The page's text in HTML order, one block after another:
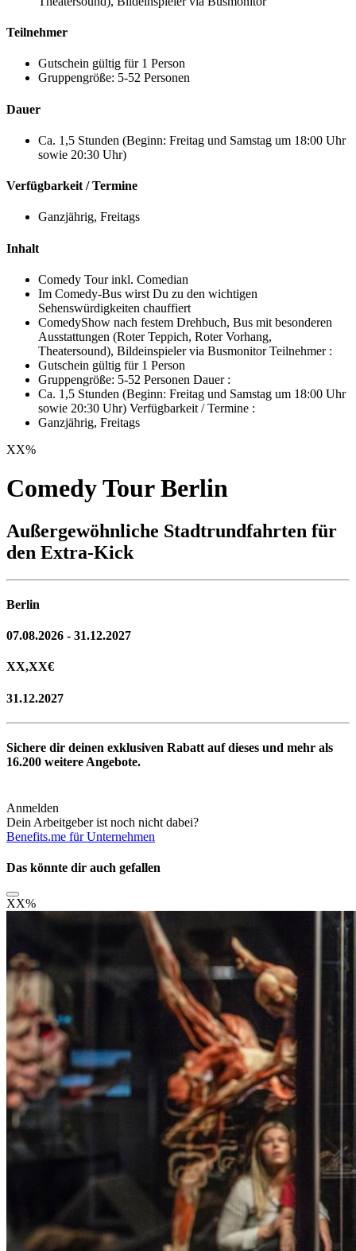
Teilnehmer
Gutschein gültig für 1 Person
Gruppengröße: 5-52 Personen
Dauer
Ca. 1,5 Stunden (Beginn: Freitag und Samstag um 18:00 Uhr
sowie 20:30 Uhr)
Verfügbarkeit / Termine
Ganzjährig, Freitags
Inhalt
Comedy Tour inkl. Comedian
Im Comedy-Bus wirst Du zu den wichtigen
Sehenswürdigkeiten chauffiert
ComedyShow nach festem Drehbuch, Bus mit besonderen
Ausstattungen (Roter Teppich, Roter Vorhang,
Theatersound), Bildeinspieler via Busmonitor Teilnehmer :
Gutschein gültig für 1 Person
Gruppengröße: 5-52 Personen Dauer :
Ca. 1,5 Stunden (Beginn: Freitag und Samstag um 18:00 Uhr
sowie 20:30 Uhr) Verfügbarkeit / Termine :
Ganzjährig, Freitags
XX%
Comedy Tour Berlin
Außergewöhnliche Stadtrundfahrten für
den Extra-Kick
Berlin
07.08.2026 - 31.12.2027
XX,XX€
31.12.2027
Sichere dir deinen exklusiven Rabatt auf dieses und mehr als
16.200 weitere Angebote.
Anmelden
Dein Arbeitgeber ist noch nicht dabei?
Benefits.me für Unternehmen
Das könnte dir auch gefallen
XX%